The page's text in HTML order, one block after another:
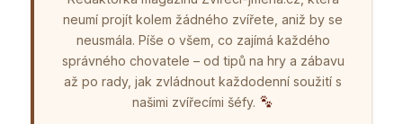
neumí projít kolem žádného zvířete, aniž by se
neusmála. Píše o všem, co zajímá každého
správného chovatele – od tipů na hry a zábavu
až po rady, jak zvládnout každodenní soužití s
našimi zvířecími šéfy.